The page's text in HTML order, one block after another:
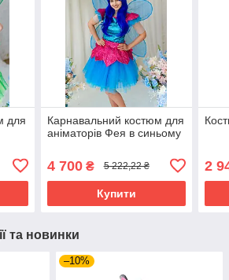
для
Карнавальний костюм для
аніматорів Фея в синьому
4 700₴ 5 222,22 ₴
Купити
2
та новинки
–10%